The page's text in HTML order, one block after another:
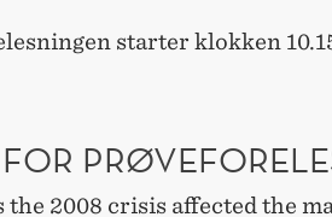
starter klokken
the 2008 crisis affected the